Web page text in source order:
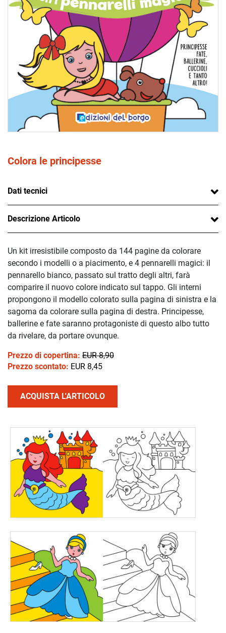
Colora le principesse
Dati tecnici
Descrizione Articolo
Un kit irresistibile composto da 144 pagine da colorare
secondo i modelli o a piacimento, e 4 pennarelli magici: il
pennarello bianco, passato sul tratto degli altri, farà
comparire il nuovo colore indicato sul tappo. Gli interni
propongono il modello colorato sulla pagina di sinistra e la
sagoma da colorare sulla pagina di destra. Principesse,
ballerine e fate saranno protagoniste di questo albo tutto
da rivelare, da portare ovunque.
Prezzo di copertina: EUR 8,90
Prezzo scontato: EUR 8,45
ACQUISTA L'ARTICOLO